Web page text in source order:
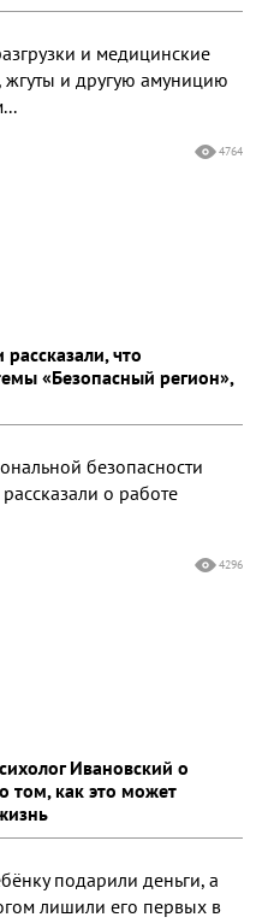
и медицинские
и другую амуницию
4764
что
«Безопасный регион»,
безопасности
о работе
4296
Ивановский о
том, как это может
подарили деньги, а
лишили его первых в